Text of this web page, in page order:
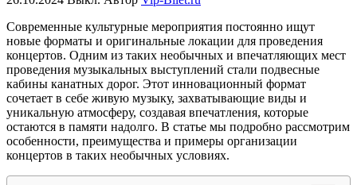
Современные культурные мероприятия постоянно ищут
новые форматы и оригинальные локации для проведения
концертов. Одним из таких необычных и впечатляющих мест
проведения музыкальных выступлений стали подвесные
кабины канатных дорог. Этот инновационный формат
сочетает в себе живую музыку, захватывающие виды и
уникальную атмосферу, создавая впечатления, которые
остаются в памяти надолго. В статье мы подробно рассмотрим
особенности, преимущества и примеры организации
концертов в таких необычных условиях.